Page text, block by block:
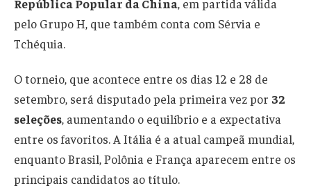
República Popular da China, em partida válida
pelo Grupo H, que também conta com Sérvia e
Tchéquia.
O torneio, que acontece entre os dias 12 e 28 de
setembro, será disputado pela primeira vez por 32
seleções, aumentando o equilíbrio e a expectativa
entre os favoritos. A Itália é a atual campeã mundial,
enquanto Brasil, Polônia e França aparecem entre os
principais candidatos ao título.